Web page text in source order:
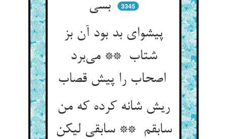
بسی
3345
پیشوای بد بود آن بز
شتاب ** می‌برد
اصحاب را پیش قصاب
ریش شانه کرده که من
سابقم ** سابقی لیکن